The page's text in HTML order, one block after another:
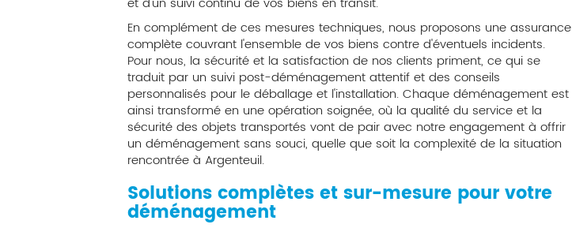
En complément de ces mesures techniques, nous proposons une assurance
complète couvrant l'ensemble de vos biens contre d'éventuels incidents.
Pour nous, la sécurité et la satisfaction de nos clients priment, ce qui se
traduit par un suivi post-déménagement attentif et des conseils
personnalisés pour le déballage et l'installation. Chaque déménagement est
ainsi transformé en une opération soignée, où la qualité du service et la
sécurité des objets transportés vont de pair avec notre engagement à offrir
un déménagement sans souci, quelle que soit la complexité de la situation
rencontrée à Argenteuil.
Solutions complètes et sur-mesure pour votre
déménagement